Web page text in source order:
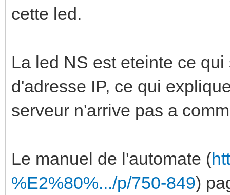
cette led.
La led NS est eteinte ce
d'adresse IP, ce qui
serveur n'arrive pas a
Le manuel de l'automate (
%E2%80%.../p/750-849)